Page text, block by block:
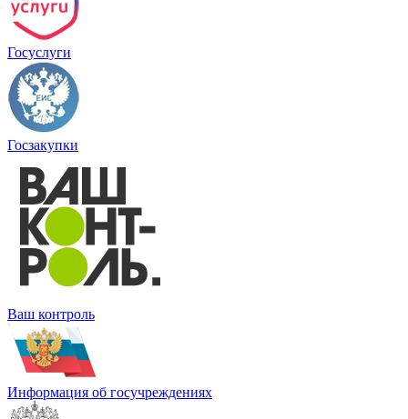
Госуслуги
Госзакупки
Ваш контроль
Информация об госучреждениях